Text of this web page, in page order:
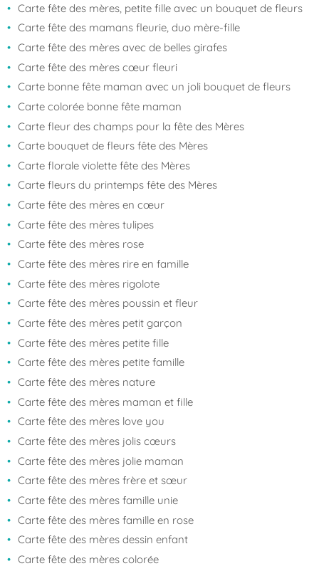
Carte fête des mères, petite fille avec un bouquet de fleurs
Carte fête des mamans fleurie, duo mère-fille
Carte fête des mères avec de belles girafes
Carte fête des mères cœur fleuri
Carte bonne fête maman avec un joli bouquet de fleurs
Carte colorée bonne fête maman
Carte fleur des champs pour la fête des Mères
Carte bouquet de fleurs fête des Mères
Carte florale violette fête des Mères
Carte fleurs du printemps fête des Mères
Carte fête des mères en cœur
Carte fête des mères tulipes
Carte fête des mères rose
Carte fête des mères rire en famille
Carte fête des mères rigolote
Carte fête des mères poussin et fleur
Carte fête des mères petit garçon
Carte fête des mères petite fille
Carte fête des mères petite famille
Carte fête des mères nature
Carte fête des mères maman et fille
Carte fête des mères love you
Carte fête des mères jolis cœurs
Carte fête des mères jolie maman
Carte fête des mères frère et sœur
Carte fête des mères famille unie
Carte fête des mères famille en rose
Carte fête des mères dessin enfant
Carte fête des mères colorée